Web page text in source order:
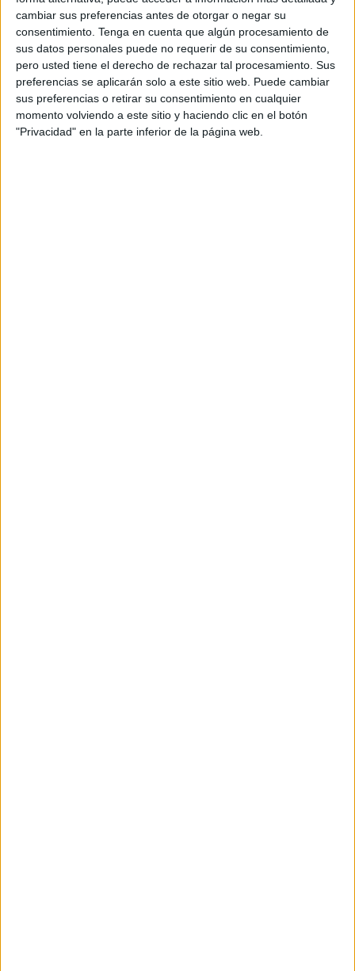
cambiar sus preferencias antes de otorgar o negar su
consentimiento. Tenga en cuenta que algún procesamiento de
sus datos personales puede no requerir de su consentimiento,
pero usted tiene el derecho de rechazar tal procesamiento. Sus
preferencias se aplicarán solo a este sitio web. Puede cambiar
sus preferencias o retirar su consentimiento en cualquier
momento volviendo a este sitio y haciendo clic en el botón
"Privacidad" en la parte inferior de la página web.
La direcció d'Espa va decidir presentar els dos
ERO després de veure com les vendes -molt
lligades al sector de la construcció- li havien
baixat fins a un 38% d'ençà de l'any 2007. A tot
això s'hi van sumar les incerteses dels mercats